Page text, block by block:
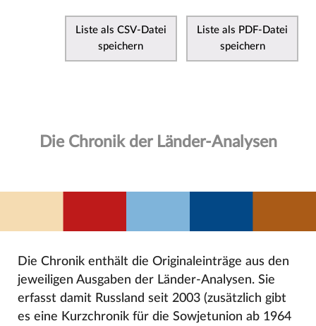
Liste als CSV-Datei
speichern
Liste als PDF-Datei
speichern
Die Chronik der Länder-Analysen
Die Chronik enthält die Originaleinträge aus den
jeweiligen Ausgaben der Länder-Analysen. Sie
erfasst damit Russland seit 2003 (zusätzlich gibt
es eine Kurzchronik für die Sowjetunion ab 1964